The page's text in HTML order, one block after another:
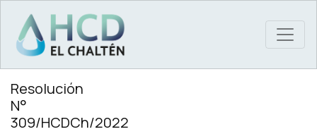
MAIN NAVIGATION
Resolución
N°
309/HCDCh/2022